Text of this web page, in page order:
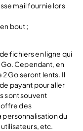
mail fournie lors
bout ;
fichiers en ligne qui
Cependant, en
Go seront lents. Il
payant pour aller
sont souvent
offre des
du
etc.